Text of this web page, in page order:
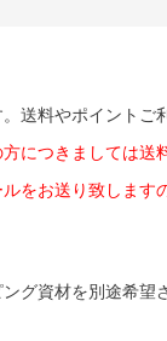
送料やポイントご
につきましては送
をお送り致します
グ資材を別途希望